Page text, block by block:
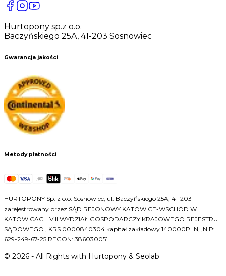
Hurtopony sp.z o.o.
Baczyńskiego 25A, 41-203 Sosnowiec
Gwarancja jakości
Metody płatności
HURTOPONY Sp. z o.o. Sosnowiec, ul. Baczyńskiego 25A, 41-203
zarejestrowany przez SĄD REJONOWY KATOWICE-WSCHÓD W
KATOWICACH VIII WYDZIAŁ GOSPODARCZY KRAJOWEGO REJESTRU
SĄDOWEGO , KRS 0000840304 kapitał zakładowy 140000PLN, ,NIP:
629-249-67-25 REGON: 386030051
© 2026 - All Rights with Hurtopony & Seolab